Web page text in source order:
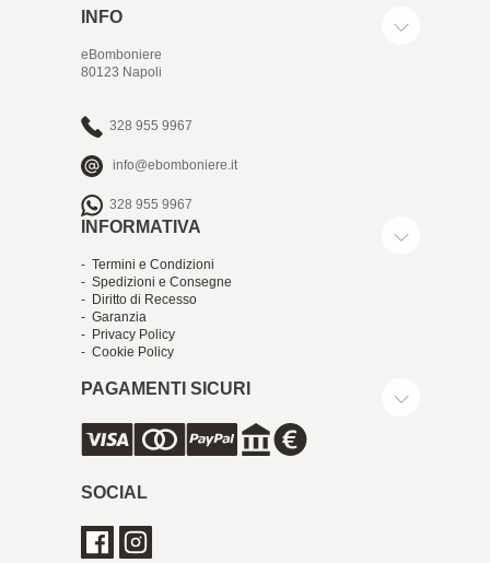
INFO
eBomboniere
80123 Napoli
328 955 9967
info@ebomboniere.it
328 955 9967
INFORMATIVA
- Termini e Condizioni
- Spedizioni e Consegne
- Diritto di Recesso
- Garanzia
- Privacy Policy
- Cookie Policy
PAGAMENTI SICURI
SOCIAL